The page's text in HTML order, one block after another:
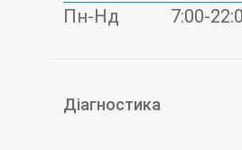
Пн-Нд 7:00-
Діагностика